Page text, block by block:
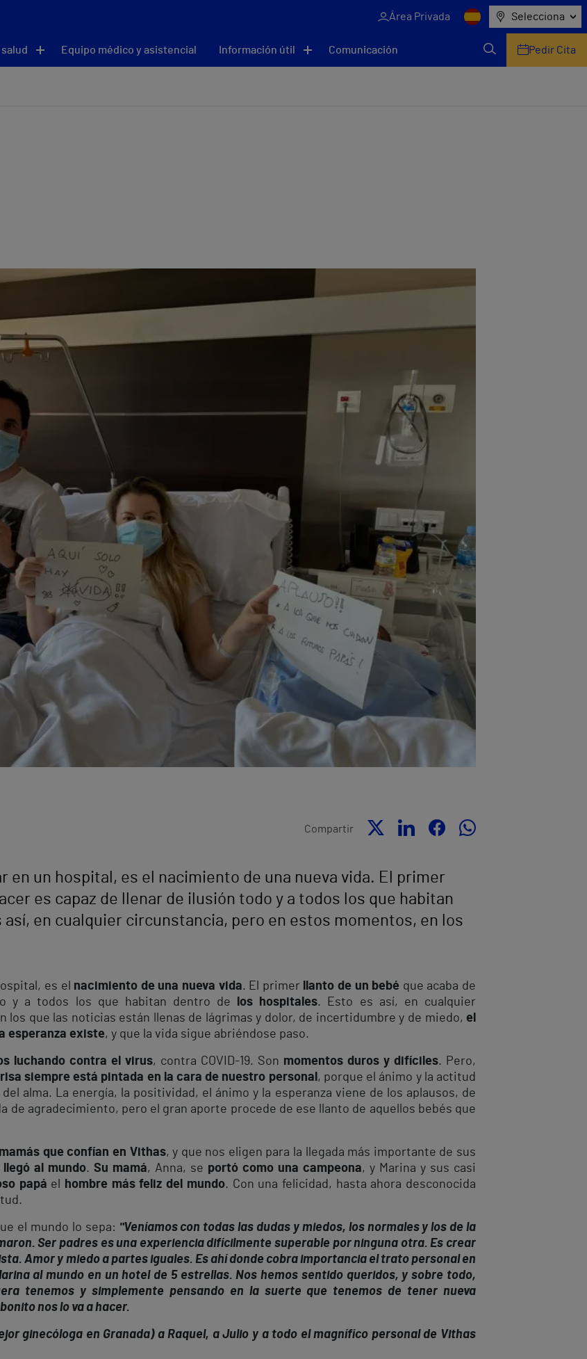
Área Privada Selecciona
Equipo médico y asistencial Información útil Comunicación Pedir Cita
Compartir
en un hospital, es el nacimiento de una nueva vida. El primer
es capaz de llenar de ilusión todo y a todos los que habitan
en cualquier circunstancia, pero en estos momentos, en los
es el nacimiento de una nueva vida. El primer llanto de un bebé que acaba de
y a todos los que habitan dentro de los hospitales. Esto es así, en cualquier
los que las noticias están llenas de lágrimas y dolor, de incertidumbre y de miedo,el
esperanza existe, y que la vida sigue abriéndose paso.
luchando contra el virus, contra COVID-19. Son momentos duros y difíciles. Pero,
siempre está pintada en la cara de nuestro personal , porque el ánimo y la actitud
alma. La energía, la positividad, el ánimo y la esperanza viene de los aplausos, de
de agradecimiento, pero el gran aporte procede de ese llanto de aquellos bebés que
que confían en Vithas, y que nos eligen para la llegada más importante de sus
llegó al mundo. Su mamá, Anna, se portó como una campeona, y Marina y sus casi
papá el hombre más feliz del mundo. Con una felicidad, hasta ahora desconocida
el mundo lo sepa: "Veníamos con todas las dudas y miedos, los normales y los de la
Ser padres es una experiencia difícilmente superable por ninguna otra. Es crear
Amor y miedo a partes iguales. Es ahí donde cobra importancia el trato personal en
al mundo en un hotel de 5 estrellas. Nos hemos sentido queridos, y sobre todo,
tenemos y simplemente pensando en la suerte que tenemos de tener nueva
nos lo va a hacer.
ginecóloga en Granada) a Raquel, a Julio y a todo el magnífico personal de Vithas